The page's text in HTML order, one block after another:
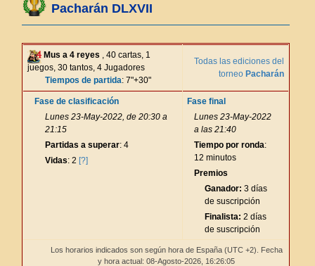
Pacharán DLXVII
Mus a 4 reyes , 40 cartas, 1
juegos, 30 tantos, 4 Jugadores
Tiempos de partida: 7"+30"
Todas las ediciones del
torneo Pacharán
Fase de clasificación
Lunes 23-May-2022, de 20:30 a
21:15
Partidas a superar: 4
Vidas: 2 [?]
Fase final
Lunes 23-May-2022
a las 21:40
Tiempo por ronda:
12 minutos
Premios
Ganador: 3 días
de suscripción
Finalista: 2 días
de suscripción
Los horarios indicados son según hora de España (UTC +2). Fecha
y hora actual: 08-Agosto-2026, 16:26:05